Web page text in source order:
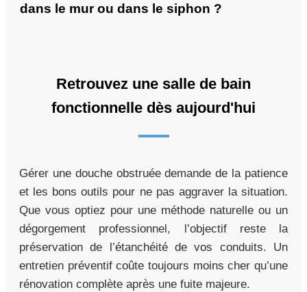
dans le mur ou dans le siphon ?
Retrouvez une salle de bain
fonctionnelle dès aujourd'hui
Gérer une douche obstruée demande de la patience
et les bons outils pour ne pas aggraver la situation.
Que vous optiez pour une méthode naturelle ou un
dégorgement professionnel, l’objectif reste la
préservation de l’étanchéité de vos conduits. Un
entretien préventif coûte toujours moins cher qu’une
rénovation complète après une fuite majeure.